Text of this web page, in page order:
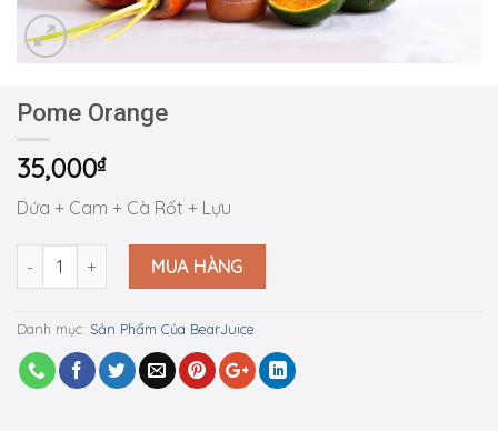
Pome Orange
35,000₫
Dứa + Cam + Cà Rốt + Lựu
Pome Orange số lượngMUA HÀNG
Danh mục: Sản Phẩm Của BearJuice